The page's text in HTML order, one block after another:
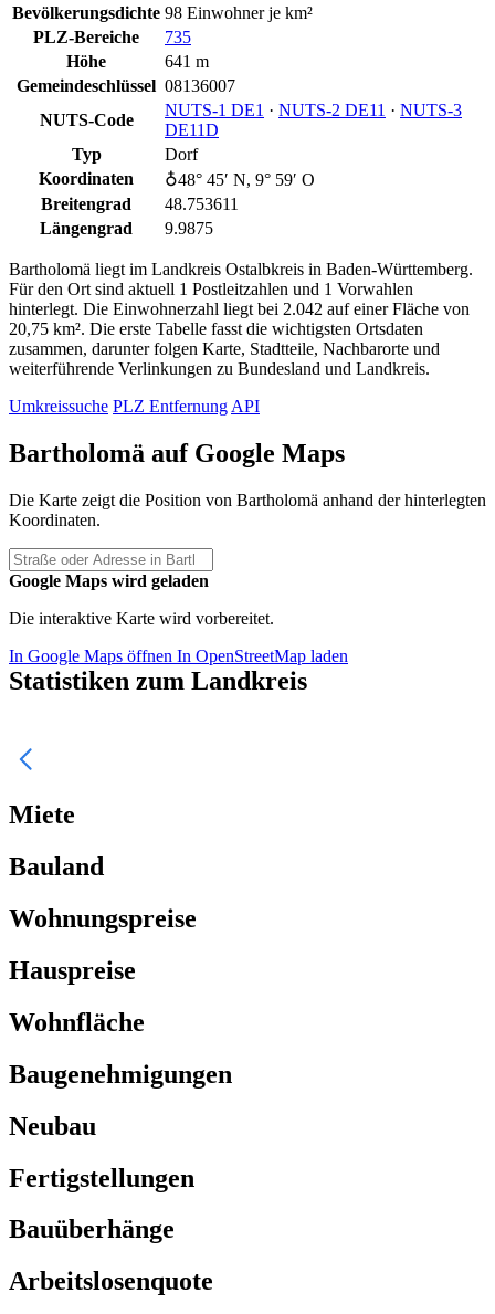
Bevölkerungsdichte 98 Einwohner je km²
PLZ-Bereiche
735
Höhe
641 m
Gemeindeschlüssel 08136007
NUTS-Code
NUTS‑1 DE1 · NUTS‑2 DE11 · NUTS‑3
DE11D
Typ
Dorf
Koordinaten
♁48° 45′ N, 9° 59′ O
Breitengrad
48.753611
Längengrad
9.9875
Bartholomä liegt im Landkreis Ostalbkreis in Baden-Württemberg.
Für den Ort sind aktuell 1 Postleitzahlen und 1 Vorwahlen
hinterlegt. Die Einwohnerzahl liegt bei 2.042 auf einer Fläche von
20,75 km². Die erste Tabelle fasst die wichtigsten Ortsdaten
zusammen, darunter folgen Karte, Stadtteile, Nachbarorte und
weiterführende Verlinkungen zu Bundesland und Landkreis.
Umkreissuche PLZ EntfernungAPI
Bartholomä auf Google Maps
Die Karte zeigt die Position von Bartholomä anhand der hinterlegten
Koordinaten.
Google Maps wird geladen
Die interaktive Karte wird vorbereitet.
In Google Maps öffnen In OpenStreetMap laden
Statistiken zum Landkreis
Miete
Bauland
Wohnungspreise
Hauspreise
Wohnfläche
Baugenehmigungen
Neubau
Fertigstellungen
Bauüberhänge
Arbeitslosenquote